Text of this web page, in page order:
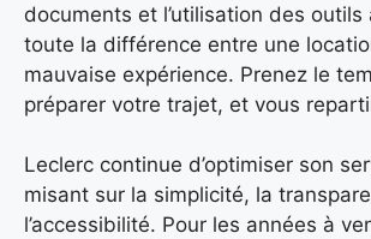
documents et l’utilisation des
toute la différence entre une
mauvaise expérience. Prenez le
préparer votre trajet, et vous
Leclerc continue d’optimiser son
misant sur la simplicité, la
l’accessibilité. Pour les années à